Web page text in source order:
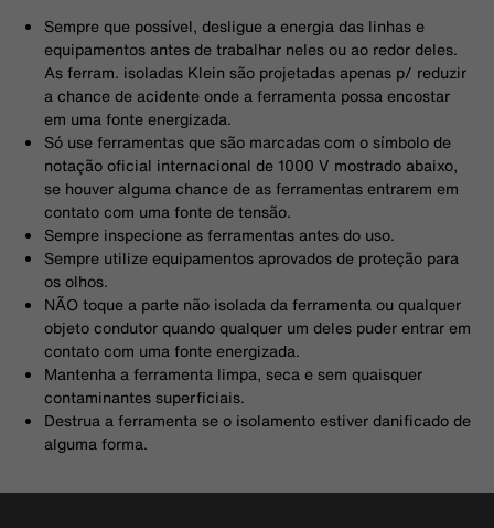
Sempre que possível, desligue a energia das linhas e
equipamentos antes de trabalhar neles ou ao redor deles.
As ferram. isoladas Klein são projetadas apenas p/ reduzir
a chance de acidente onde a ferramenta possa encostar
em uma fonte energizada.
Só use ferramentas que são marcadas com o símbolo de
notação oficial internacional de 1000 V mostrado abaixo,
se houver alguma chance de as ferramentas entrarem em
contato com uma fonte de tensão.
Sempre inspecione as ferramentas antes do uso.
Sempre utilize equipamentos aprovados de proteção para
os olhos.
NÃO toque a parte não isolada da ferramenta ou qualquer
objeto condutor quando qualquer um deles puder entrar em
contato com uma fonte energizada.
Mantenha a ferramenta limpa, seca e sem quaisquer
contaminantes superficiais.
Destrua a ferramenta se o isolamento estiver danificado de
alguma forma.